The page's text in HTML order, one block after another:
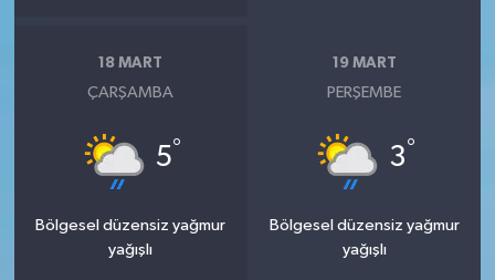
18 MART
ÇARŞAMBA
5°
Bölgesel düzensiz yağmur
yağışlı
19 MART
PERŞEMBE
3°
Bölgesel düzensiz yağmur
yağışlı